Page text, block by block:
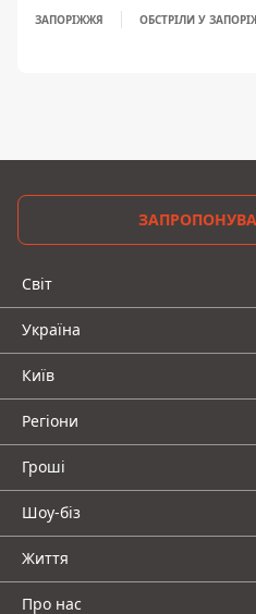
ЗАПОРІЖЖЯ ОБСТРІЛИ У
Світ
Україна
Київ
Регіони
Гроші
Шоу-біз
Життя
Про нас